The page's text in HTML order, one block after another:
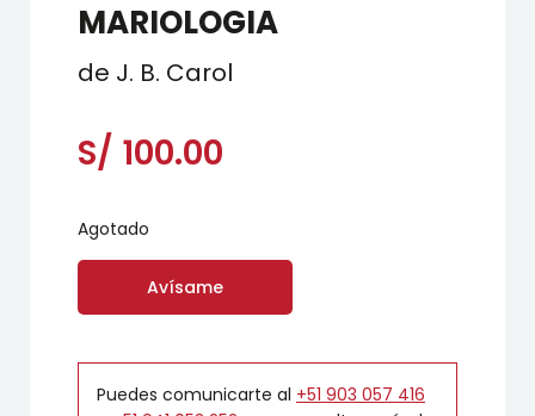
MARIOLOGIA
de J. B. Carol
S/ 100.00
Agotado
Avísame
Puedes comunicarte al +51 903 057 416